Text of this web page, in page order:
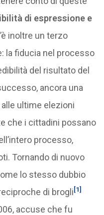
di espressione e
inoltre un terzo
la fiducia nel processo
del risultato del
ancora una
ultime elezioni
che i cittadini possano
processo,
Tornando di nuovo
lo stesso dubbio
di brogli[1]
accuse che fu